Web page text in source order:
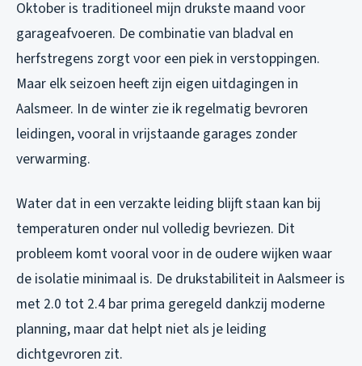
Oktober is traditioneel mijn drukste maand voor
garageafvoeren. De combinatie van bladval en
herfstregens zorgt voor een piek in verstoppingen.
Maar elk seizoen heeft zijn eigen uitdagingen in
Aalsmeer. In de winter zie ik regelmatig bevroren
leidingen, vooral in vrijstaande garages zonder
verwarming.
Water dat in een verzakte leiding blijft staan kan bij
temperaturen onder nul volledig bevriezen. Dit
probleem komt vooral voor in de oudere wijken waar
de isolatie minimaal is. De drukstabiliteit in Aalsmeer is
met 2.0 tot 2.4 bar prima geregeld dankzij moderne
planning, maar dat helpt niet als je leiding
dichtgevroren zit.